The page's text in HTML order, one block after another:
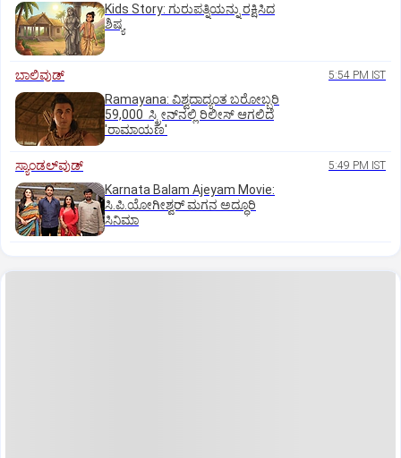
Kids Story: ಗುರುಪತ್ನಿಯನ್ನು ರಕ್ಷಿಸಿದ
ಶಿಷ್ಯ
ಬಾಲಿವುಡ್‌ 5:54 PM IST
Ramayana: ವಿಶ್ವದಾದ್ಯಂತ ಬರೋಬ್ಬರಿ
59,000 ಸ್ಕ್ರೀನ್‌ನಲ್ಲಿ ರಿಲೀಸ್‌ ಆಗಲಿದೆ
'ರಾಮಾಯಣ'
ಸ್ಯಾಂಡಲ್‌ವುಡ್‌ 5:49 PM IST
Karnata Balam Ajeyam Movie:
ಸಿ.ಪಿ.ಯೋಗೀಶ್ವರ್‌ ಮಗನ ಅದ್ಧೂರಿ
ಸಿನಿಮಾ